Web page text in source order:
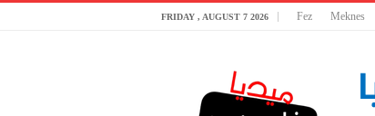
FRIDAY , AUGUST 7 2026 Fez Meknes